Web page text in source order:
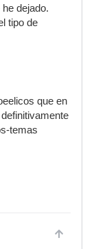
dejado.
tipo de
que en
temas